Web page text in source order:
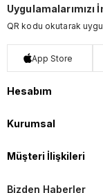
Uygulamalarımızı
QR kodu okutarak
App Store
Hesabım
Kurumsal
Müşteri İlişkileri
Bizden Haberler